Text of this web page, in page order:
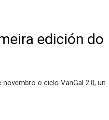
edición do
o ciclo VanGal 2.0, un